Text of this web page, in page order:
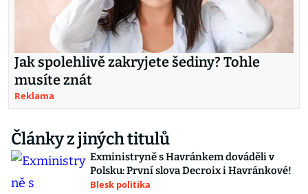
Jak spolehlivě zakryjete šediny? Tohle
musíte znát
Reklama
Články z jiných titulů
Exministryně s Havránkem dováděli v
Polsku: První slova Decroix i Havránkové!
Blesk politika